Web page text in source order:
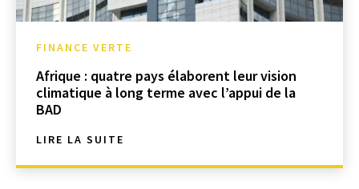
FINANCE VERTE
Afrique : quatre pays élaborent leur vision
climatique à long terme avec l’appui de la
BAD
LIRE LA SUITE